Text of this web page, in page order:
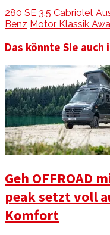
280 SE 3.5 Cabriolet
Benz Motor Klassik
Das könnte Sie
Geh OFFROAD
peak setzt voll
Komfort